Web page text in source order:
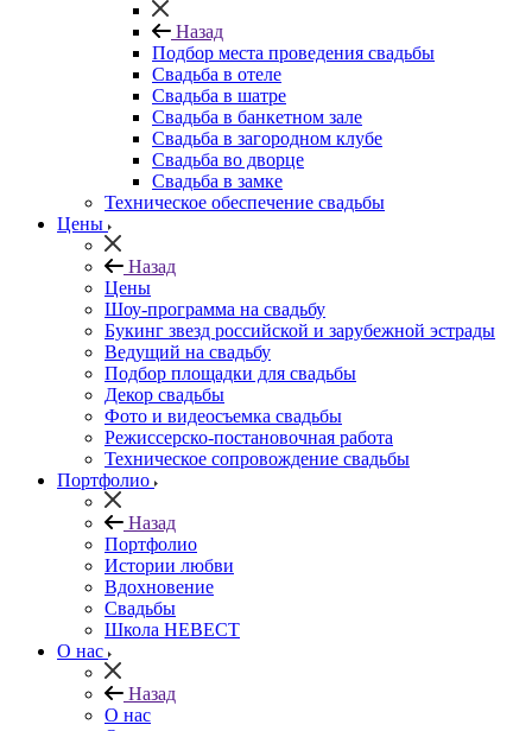
Назад
Подбор места проведения свадьбы
Свадьба в отеле
Свадьба в шатре
Свадьба в банкетном зале
Свадьба в загородном клубе
Свадьба во дворце
Свадьба в замке
Техническое обеспечение свадьбы
Цены
Назад
Цены
Шоу-программа на свадьбу
Букинг звезд российской и зарубежной эстрады
Ведущий на свадьбу
Подбор площадки для свадьбы
Декор свадьбы
Фото и видеосъемка свадьбы
Режиссерско-постановочная работа
Техническое сопровождение свадьбы
Портфолио
Назад
Портфолио
Истории любви
Вдохновение
Свадьбы
Школа НЕВЕСТ
О нас
Назад
О нас